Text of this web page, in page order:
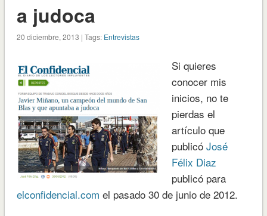
a judoca
20 diciembre, 2013 | Tags: Entrevistas
Si quieres
conocer mis
inicios, no te
pierdas el
artículo que
publicó José
Félix Diaz
publicó para
elconfidencial.com el pasado 30 de junio de 2012.